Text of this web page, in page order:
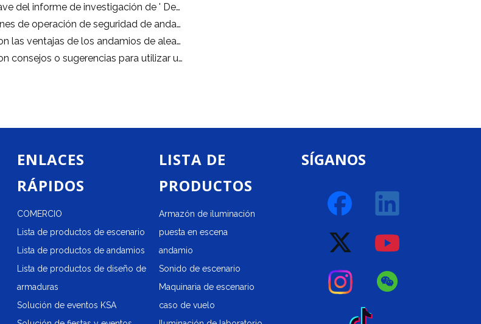
Puntos clave del informe de investigación de ' Descubra por qué el mercado de andamios está prosperando a nivel mundial durante 2018-2026 '
Precauciones de operación de seguridad de andamios de aleación de aluminio
¿Cuáles son las ventajas de los andamios de aleación de aluminio en comparación con los andamios de acero?
¿Cuáles son ​consejos o sugerencias para utilizar un andamio móvil de aluminio?
ENLACES
RÁPIDOS
COMERCIO
Lista de productos de escenario
Lista de productos de andamios
Lista de productos de diseño de
armaduras
Solución de eventos KSA
LISTA DE
PRODUCTOS
Armazón de iluminación
puesta en escena
andamio
Sonido de escenario
Maquinaria de escenario
caso de vuelo
SÍGANOS